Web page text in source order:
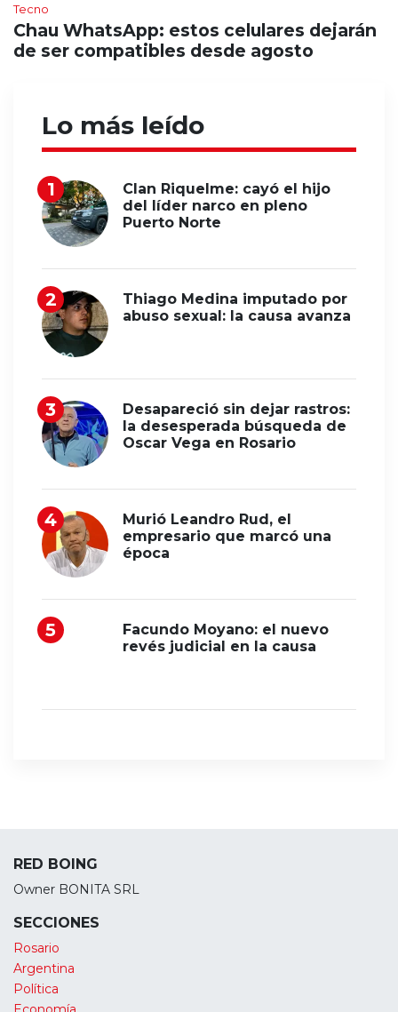
Tecno
Chau WhatsApp: estos celulares dejarán
de ser compatibles desde agosto
Lo más leído
Clan Riquelme: cayó el hijo
del líder narco en pleno
Puerto Norte
Thiago Medina imputado por
abuso sexual: la causa avanza
Desapareció sin dejar rastros:
la desesperada búsqueda de
Oscar Vega en Rosario
Murió Leandro Rud, el
empresario que marcó una
época
Facundo Moyano: el nuevo
revés judicial en la causa
RED BOING
Owner BONITA SRL
SECCIONES
Rosario
Argentina
Política